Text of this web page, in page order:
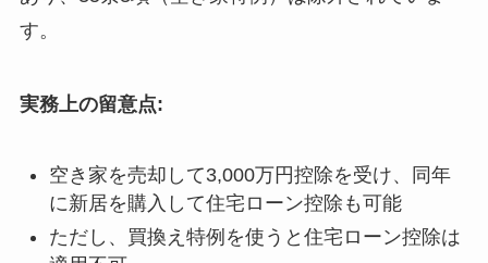
す。
実務上の留意点:
空き家を売却して3,000万円控除を受け、同年
に新居を購入して住宅ローン控除も可能
ただし、買換え特例を使うと住宅ローン控除は